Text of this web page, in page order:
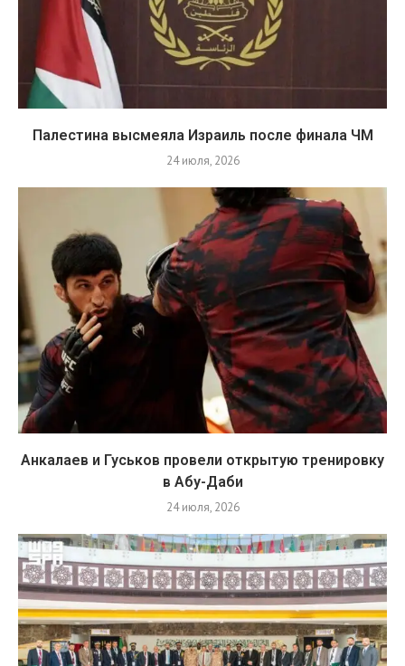
Палестина высмеяла Израиль после финала ЧМ
24 июля, 2026
Анкалаев и Гуськов провели открытую тренировку
в Абу-Даби
24 июля, 2026